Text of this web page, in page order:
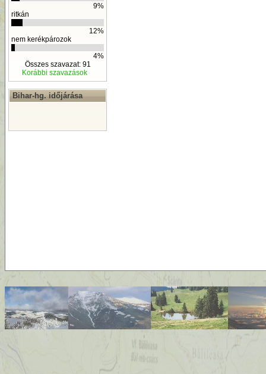
9%
ritkán
12%
nem kerékpározok
4%
Összes szavazat: 91
Korábbi szavazások
Bihar-hg. időjárása
By